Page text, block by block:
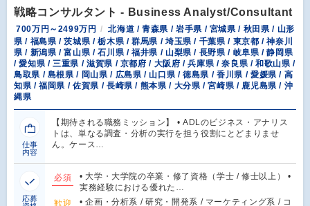
戦略コンサルタント - Business Analyst/Consultant
700万円～2499万円
北海道 / 青森県 / 岩手県 / 宮城県 / 秋田県 / 山形
県 / 福島県 / 茨城県 / 栃木県 / 群馬県 / 埼玉県 / 千葉県 / 東京都 / 神奈川
県 / 新潟県 / 富山県 / 石川県 / 福井県 / 山梨県 / 長野県 / 岐阜県 / 静岡県
/ 愛知県 / 三重県 / 滋賀県 / 京都府 / 大阪府 / 兵庫県 / 奈良県 / 和歌山県 /
鳥取県 / 島根県 / 岡山県 / 広島県 / 山口県 / 徳島県 / 香川県 / 愛媛県 / 高
知県 / 福岡県 / 佐賀県 / 長崎県 / 熊本県 / 大分県 / 宮崎県 / 鹿児島県 / 沖
縄県
仕事
内容
【期待される職務ミッション】 • ADLのビジネス・アナリス
トは、単なる調査・分析の実行を担う役割にとどまりませ
ん。ケース…
応募
必須
• 大学・大学院の卒業・修了資格（学士 / 修士以上） •
実務経験における優れた…
歓迎
• 企画・分析系 / 研究・開発系 / マーケティング系 / コ